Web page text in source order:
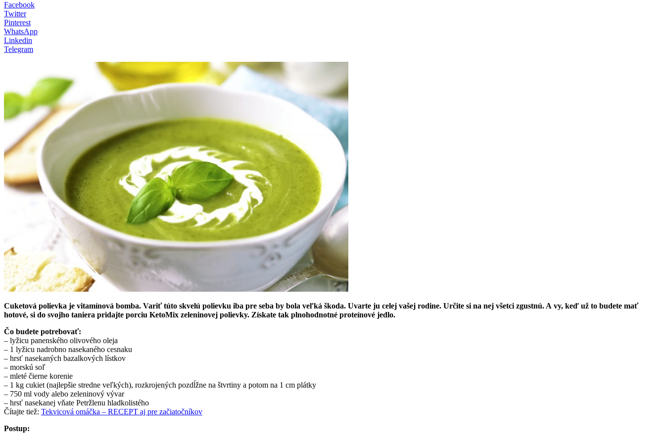
Facebook
Twitter
Pinterest
WhatsApp
Linkedin
Telegram
Cuketová polievka je vitamínová bomba. Variť túto skvelú polievku iba pre seba by bola veľká škoda. Uvarte ju celej vašej rodine. Určite si na nej všetci zgustnú. A vy, keď už to budete mať
hotové, si do svojho taniera pridajte porciu KetoMix zeleninovej polievky. Získate tak plnohodnotné proteínové jedlo.
Čo budete potrebovať:
– lyžicu panenského olivového oleja
– 1 lyžicu nadrobno nasekaného cesnaku
– hrsť nasekaných bazalkových lístkov
– morskú soľ
– mleté čierne korenie
– 1 kg cukiet (najlepšie stredne veľkých), rozkrojených pozdĺžne na štvrtiny a potom na 1 cm plátky
– 750 ml vody alebo zeleninový vývar
– hrsť nasekanej vňate Petržlenu hladkolistého
Čítajte tiež: Tekvicová omáčka – RECEPT aj pre začiatočníkov
Postup: